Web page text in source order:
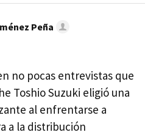
Peña
no pocas entrevistas que
Toshio Suzuki eligió una
al enfrentarse a
a la distribución